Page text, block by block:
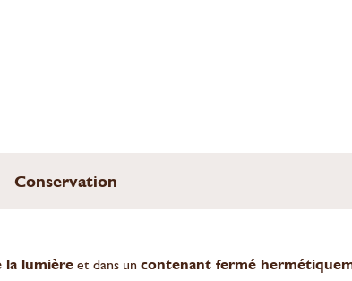
Conservation
la lumièreet dans un contenant fermé